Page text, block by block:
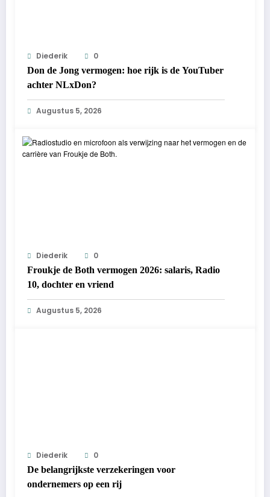
Diederik
0
Don de Jong vermogen: hoe rijk is de YouTuber
achter NLxDon?
Augustus 5, 2026
Diederik
0
Froukje de Both vermogen 2026: salaris, Radio
10, dochter en vriend
Augustus 5, 2026
Diederik
0
De belangrijkste verzekeringen voor
ondernemers op een rij